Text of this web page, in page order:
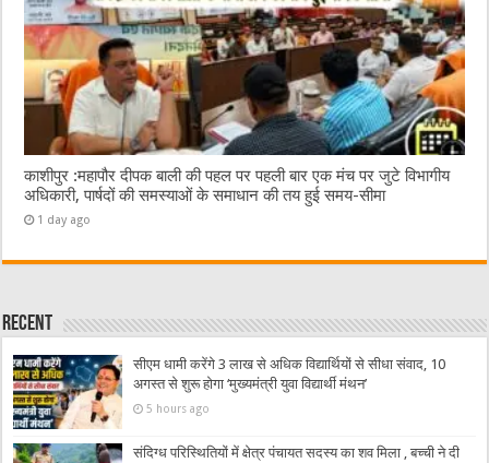
काशीपुर :महापौर दीपक बाली की पहल पर पहली बार एक मंच पर जुटे विभागीय
अधिकारी, पार्षदों की समस्याओं के समाधान की तय हुई समय-सीमा
1 day ago
Recent
सीएम धामी करेंगे 3 लाख से अधिक विद्यार्थियों से सीधा संवाद, 10
अगस्त से शुरू होगा ‘मुख्यमंत्री युवा विद्यार्थी मंथन’
5 hours ago
संदिग्ध परिस्थितियों में क्षेत्र पंचायत सदस्य का शव मिला , बच्ची ने दी